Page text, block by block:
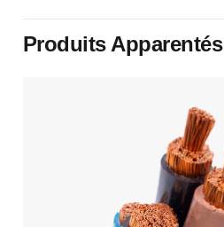
Produits Apparentés